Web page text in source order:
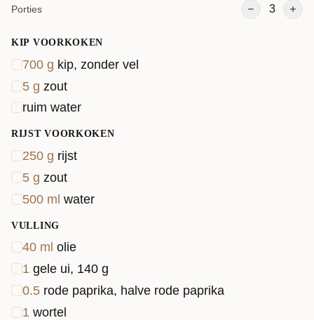
Porties 3
KIP VOORKOKEN
700 g kip, zonder vel
5 g zout
ruim water
RIJST VOORKOKEN
250 g rijst
5 g zout
500 ml water
VULLING
40 ml olie
1 gele ui, 140 g
0.5 rode paprika, halve rode paprika
1 wortel